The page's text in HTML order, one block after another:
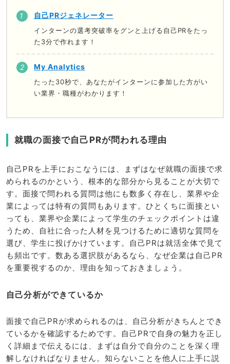
自己PRジェネレーター
インターンの選考突破率をグンと上げる自己PRをたっ
た3分で作れます！
My Analytics
たった30秒で、あなたがインターンに参加した方がい
い業界・職種がわかります！
就職の面接で自己PRが問われる理由
自己PRを上手におこなうには、まずはなぜ就職の面接で求
められるのかという、根本的な部分から見ることが大切で
す。面接で問われる質問は他にも数多く存在し、業界や企
業によっては特有の質問もあります。ひとくちに面接とい
っても、業界や企業によって学生のチェックポイントは違
うため、自社に合った人材を見つけるために適切な質問を
選び、学生に投げかけています。自己PRは就活全体で見て
も頻出です。数ある選択肢があるなら、なぜ企業は自己PR
を重要視するのか、理由を知っておきましょう。
自己分析ができているか
面接で自己PRが求められるのは、自己分析がきちんとでき
ているかを確認するためです。自己PRで自身の魅力を正し
く詳細まで伝えるには、まずは自分で自分のことを深く理
解しなければなりません。知らないことを他人に上手に説